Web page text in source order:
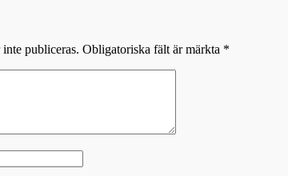
publiceras. Obligatoriska fält är märkta *